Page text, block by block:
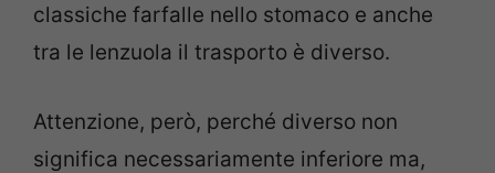
classiche farfalle nello stomaco e anche
tra le lenzuola il trasporto è diverso.
Attenzione, però, perché diverso non
significa necessariamente inferiore ma,